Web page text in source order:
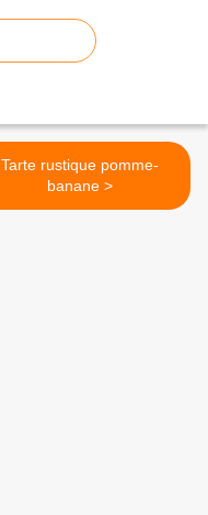
Tarte rustique pomme-
banane >